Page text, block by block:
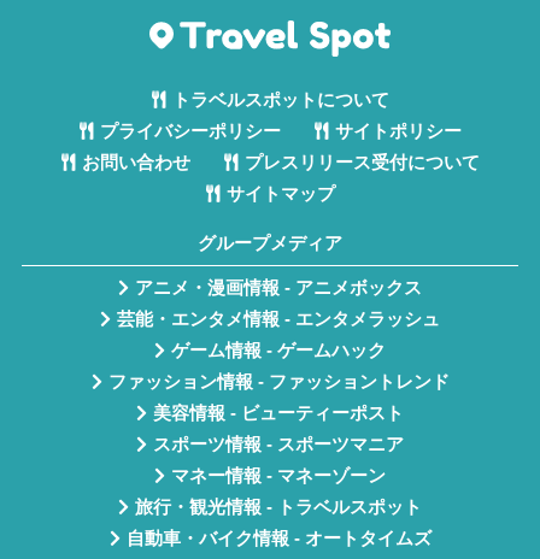
トラベルスポットについて
プライバシーポリシー
サイトポリシー
お問い合わせ
プレスリリース受付について
サイトマップ
グループメディア
アニメ・漫画情報 - アニメボックス
芸能・エンタメ情報 - エンタメラッシュ
ゲーム情報 - ゲームハック
ファッション情報 - ファッショントレンド
美容情報 - ビューティーポスト
スポーツ情報 - スポーツマニア
マネー情報 - マネーゾーン
旅行・観光情報 - トラベルスポット
自動車・バイク情報 - オートタイムズ